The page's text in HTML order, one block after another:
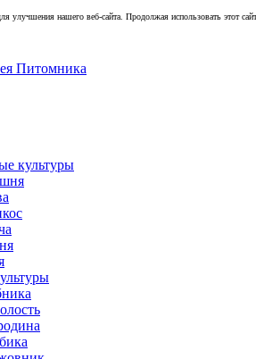
Питомника
культуры
нашего веб-сайта. Продолжая использовать этот